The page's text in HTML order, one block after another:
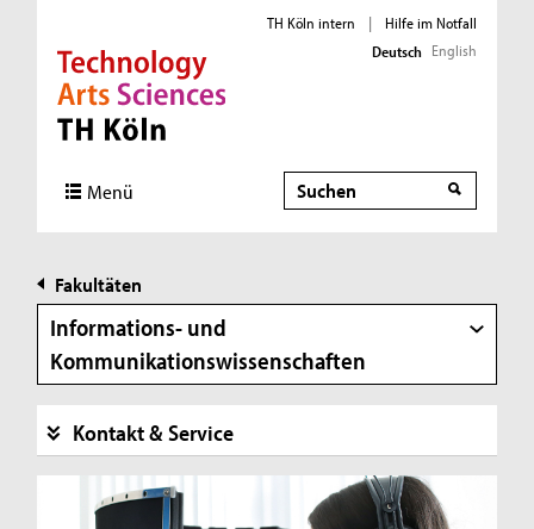
Direkt zur Hauptnavigation
Direkt zur Subnavigation
Direkt zum Inhalt
Direkt zum Fußbereich
TH Köln intern |
Hilfe im Notfall
Deutsch English
Menü Suche
Suche
Fakultäten
Informations- und
Kommunikationswissenschaften
Kontakt & Service